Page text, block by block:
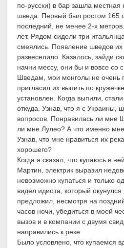
по-русски) в бар зашла местная
шведа. Первый был ростом 165
последний, не менее 2-х
лет. Рядом сидели три
смеялись. Появление шведов
развеселило. Казалось, зайди
начни мессу, они бы и вовсе со
Шведам, мои монголы не очень
пригласил их выпить по
установлен. Когда выпили,
откуда. Узнав, что я с Украины,
вопросов. Понравилась ли мне
ли мне Лулео? А что именно
Узнав, что мне нравиться их
хорошего?
Когда я сказал, что купаюсь в
Мартин, электрик выразил
невозможно купаться и только
видел идиота, который
предложил, несмотря на
часов ночи, убедиться в моей
вызов и в компании с двумя
направились к реке.
Было условлено, что купаемся